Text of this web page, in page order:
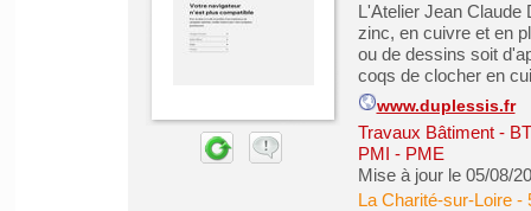
L'Atelier Jean Claude
zinc, en cuivre et en
ou de dessins soit
coqs de clocher en
www.duplessis.fr
Travaux Bâtiment -
PMI - PME
Mise à jour le 05/08/
La Charité-sur-Loire-